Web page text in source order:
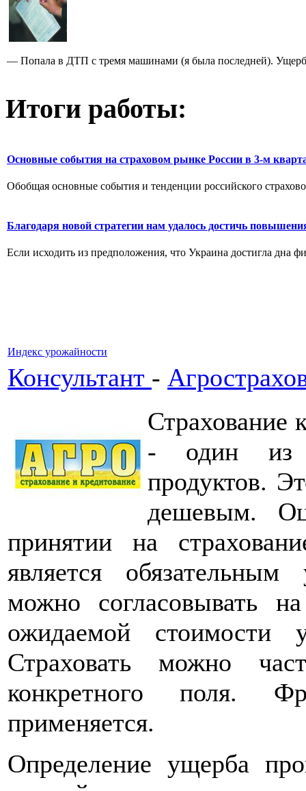
— Попала в ДТП с тремя машинами (я была последней).
Итоги работы:
Основные события на страховом рынке России в 3-м
Обобщая основные события и тенденции российского
Благодаря новой стратегии нам удалось достичь
Если исходить из предположения, что Украина достигла дна
Индекс урожайности
Консультант -
Страхование
- один из
продуктов.
дешевым.
принятии на
является
можно согласовывать
ожидаемой
Страховать можно
конкретного поля.
применяется.
Определение ущерба